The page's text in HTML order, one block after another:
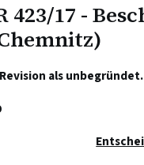
423/17 -
als unbegründet.